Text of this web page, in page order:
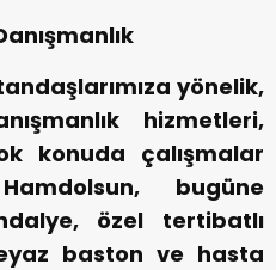
yönelik,
hizmetleri,
konuda çalışmalar
bugüne
özel tertibatlı
baston ve hasta